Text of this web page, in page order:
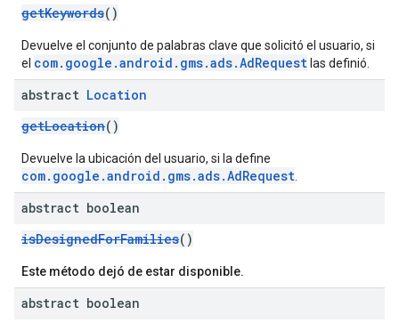
getKeywords()
Devuelve el conjunto de palabras clave que solicitó el usuario, si
el com.google.android.gms.ads.AdRequest las definió.
abstract Location
getLocation()
Devuelve la ubicación del usuario, si la define
com.google.android.gms.ads.AdRequest
abstract boolean
isDesignedForFamilies()
Este método dejó de estar disponible.
abstract boolean